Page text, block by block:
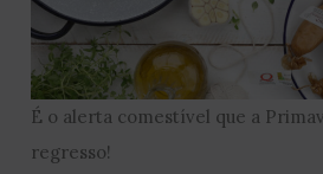
É o alerta comestível que a
regresso!